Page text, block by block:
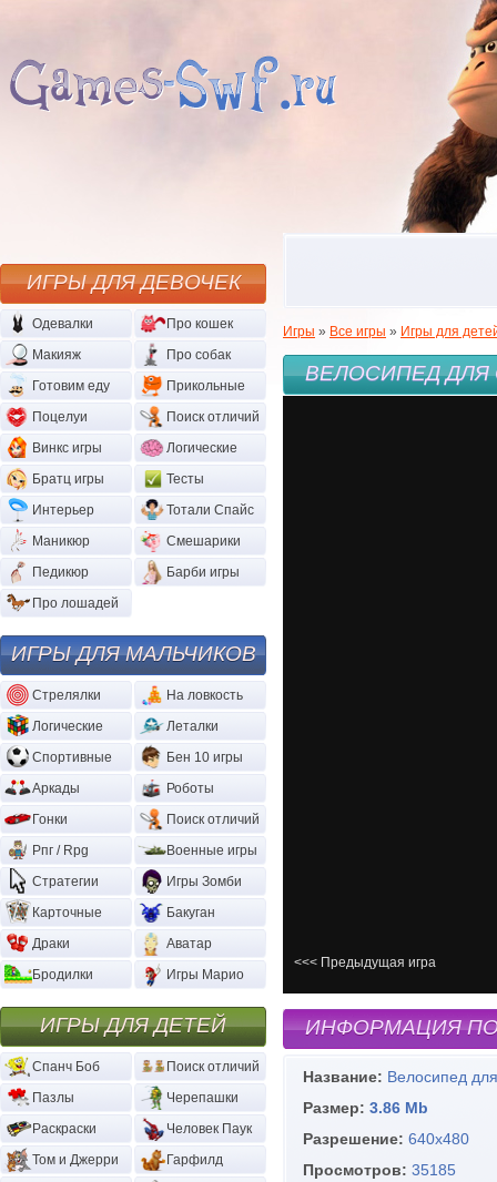
Игры » Все игры » Игры для
ВЕЛОСИПЕД ДЛЯ
<<< Предыдущая игра
ИНФОРМАЦИЯ
Название: Велосипед
Размер: 3.86 Mb
Разрешение: 640х480
Просмотров: 35185
ИГРЫ ДЛЯ ДЕВОЧЕК
Одевалки
Про кошек
Макияж
Про собак
Готовим еду
Прикольные
Поцелуи
Поиск отличий
Винкс игры
Логические
Братц игры
Тесты
Интерьер
Тотали Спайс
Маникюр
Смешарики
Педикюр
Барби игры
Про лошадей
ИГРЫ ДЛЯ МАЛЬЧИКОВ
Стрелялки
На ловкость
Логические
Леталки
Спортивные
Бен 10 игры
Аркады
Роботы
Гонки
Поиск отличий
Рпг / Rpg
Военные игры
Стратегии
Игры Зомби
Карточные
Бакуган
Драки
Аватар
Бродилки
Игры Марио
ИГРЫ ДЛЯ ДЕТЕЙ
Спанч Боб
Поиск отличий
Пазлы
Черепашки
Раскраски
Человек Паук
Том и Джерри
Гарфилд